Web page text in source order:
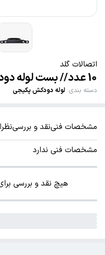
اتصالات گلد
10 عدد // بست لوله دودکش 6 کد 1406 (W)
دسته بندی: لوله دودکش پکیجی
مشخصات فنینقد و بررسی
مشخصات فنی ندارد
هیچ نقد و بررسی